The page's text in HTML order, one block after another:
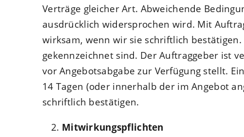
Verträge gleicher Art. Abweichende
ausdrücklich widersprochen wird. Mit
wirksam, wenn wir sie schriftlich
gekennzeichnet sind. Der Auftraggeber ist
vor Angebotsabgabe zur Verfügung stellt.
14 Tagen (oder innerhalb der im Angebot
schriftlich bestätigen.
Mitwirkungspflichten